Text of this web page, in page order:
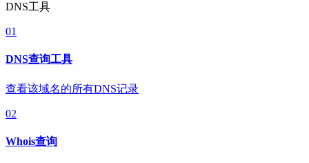
DNS工具
01
DNS查询工具
查看该域名的所有DNS记录
02
Whois查询